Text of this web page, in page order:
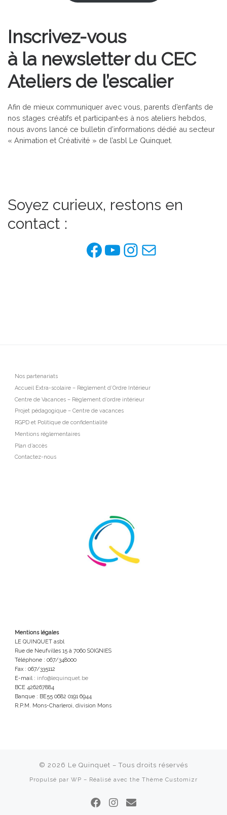
Inscrivez-vous
à la newsletter du CEC
Ateliers de l’escalier
Afin de mieux communiquer avec vous, parents d’enfants de
nos stages créatifs et participant·es à nos ateliers hebdos,
nous avons lancé ce bulletin d’informations dédié au secteur
« Animation et Créativité » de l’asbl Le Quinquet.
Soyez curieux, restons en
contact :
Facebook de
YouTube
Instagram
E-mail
Nos partenariats
Accueil Extra-scolaire – Règlement d’Ordre Intérieur
Centre de Vacances – Règlement d’ordre intérieur
Projet pédagogique – Centre de vacances
RGPD et Politique de confidentialité
Mentions réglementaires
Plan d’accès
Contactez-nous
Mentions légales
LE QUINQUET asbl
Rue de Neufvilles 15 à 7060 SOIGNIES
Téléphone : 067/348000
Fax : 067/335112
E-mail : info@lequinquet.be
BCE 426267884
Banque : BE55 0682 0191 6944
R.P.M. Mons-Charleroi, division Mons
© 2026 Le Quinquet – Tous droits réservés
Propulsé par WP – Réalisé avec the Thème Customizr